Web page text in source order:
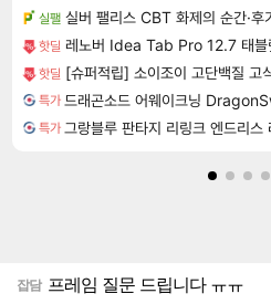
실팰 실버 팰리스 CBT 화제의 순간·후
핫딜 레노버 Idea Tab Pro 12.7 태블
핫딜 [슈퍼적립] 소이조이 고단백질 고식이섬유 글루텐프
특가
특가
잡담 프레임 질문 드립니다 ㅠㅠ